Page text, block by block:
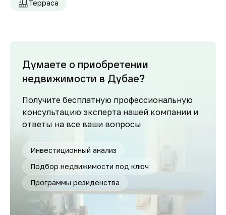
Терраса
Думаете о приобретении
недвижимости в Дубае?
Получите бесплатную профессиональную
консультацию эксперта нашей компании и
ответы на все ваши вопросы
Инвестиционный анализ
Подбор недвижимости под ключ
Программы резиденства